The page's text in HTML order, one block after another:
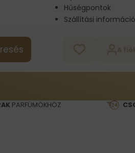
Hűségpontok
Szállítási
PARFÜMÖKHÖZ